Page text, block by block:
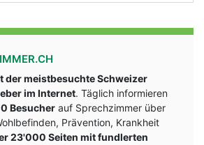
der meistbesuchte Schweizer
im Internet. Täglich informieren
Besucher auf Sprechzimmer über
Prävention, Krankheit
23'000 Seiten mit fundlerten